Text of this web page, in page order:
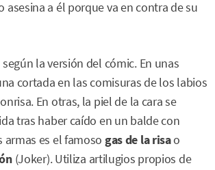
asesina a él porque va en contra de su
la versión del cómic. En unas
cortada en las comisuras de los labios
En otras, la piel de la cara se
tras haber caído en un balde con
armas es el famoso gas de la risao
(Joker). Utiliza artilugios propios de